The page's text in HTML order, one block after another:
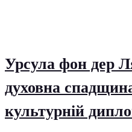
Урсула фон дер
духовна
культурній